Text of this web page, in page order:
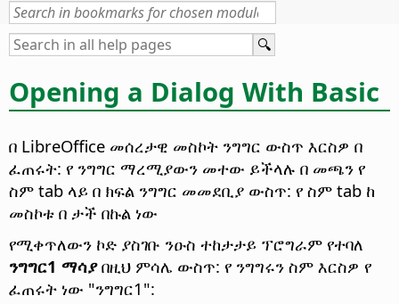
Opening a Dialog With Basic
በ LibreOffice መሰረታዊ መስኮት ንግግር ውስጥ እርስዎ በ
ፈጠሩት: የ ንግግር ማረሚያውን መተው ይችላሉ በ መጫን የ
ስም tab ላይ በ ክፍል ንግግር መመደቢያ ውስጥ: የ ስም tab ከ
መስኮቱ በ ታች በኩል ነው
የሚቀጥለውን ኮድ ያስገቡ ንዑስ ተከታታይ ፕሮግራም የተባለ
ንግግር1 ማሳያበዚህ ምሳሌ ውስጥ: የ ንግግሩን ስም እርስዎ የ
ፈጠሩት ነው "ንግግር1":